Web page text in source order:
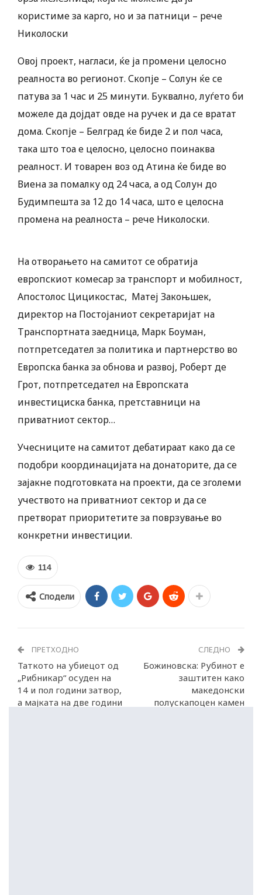
користиме за карго, но и за патници – рече
Николоски
Овој проект, нагласи, ќе ја промени целосно
реалноста во регионот. Скопје – Солун ќе се
патува за 1 час и 25 минути. Буквално, луѓето би
можеле да дојдат овде на ручек и да се вратат
дома. Скопје – Белград ќе биде 2 и пол часа,
така што тоа е целосно, целосно поинаква
реалност. И товарен воз од Атина ќе биде во
Виена за помалку од 24 часа, а од Солун до
Будимпешта за 12 до 14 часа, што е целосна
промена на реалноста – рече Николоски.
На отворањето на самитот се обратија
европскиот комесар за транспорт и мобилност,
Апостолос Цицикостас, Матеј Закоњшек,
директор на Постојаниот секретаријат на
Транспортната заедница, Марк Боуман,
потпретседател за политика и партнерство во
Европска банка за обнова и развој, Роберт де
Грот, потпретседател на Европската
инвестициска банка, претставници на
приватниот сектор…
Учесниците на самитот дебатираат како да се
подобри координацијата на донаторите, да се
зајакне подготовката на проекти, да се зголеми
учеството на приватниот сектор и да се
претворат приоритетите за поврзување во
конкретни инвестиции.
114
Сподели
ПРЕТХОДНО
Таткото на убиецот од
„Рибникар“ осуден на
14 и пол години затвор,
а мајката на две години
СЛЕДНО
Божиновска: Рубинот е
заштитен како
македонски
полускапоцен камен